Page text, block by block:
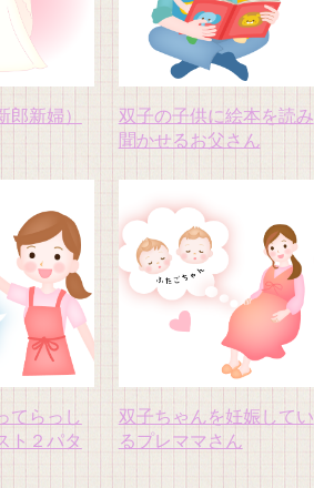
新婦）
双子の子供に絵本を読み
聞かせるお父さん
てらっし
ト２パタ
双子ちゃんを妊娠してい
るプレママさん